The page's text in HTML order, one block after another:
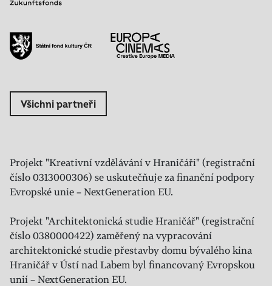
Všichni partneři
Projekt "Kreativní vzdělávání v Hraničáři" (registrační
číslo 0313000306) se uskutečňuje za finanční podpory
Evropské unie – NextGeneration EU.
Projekt "Architektonická studie Hraničář" (registrační
číslo 0380000422) zaměřený na vypracování
architektonické studie přestavby domu bývalého kina
Hraničář v Ústí nad Labem byl financovaný Evropskou
unií – NextGeneration EU.